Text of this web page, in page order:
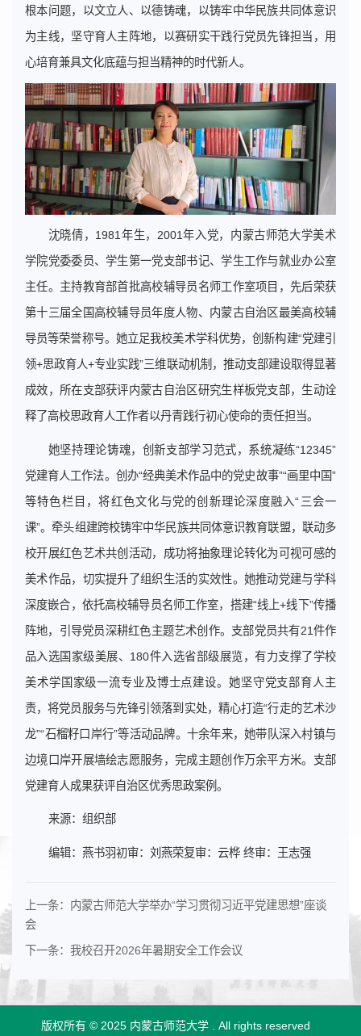
根本问题，以文立人、以德铸魂，以铸牢中华民族共同体意识
为主线，坚守育人主阵地，以赛研实干践行党员先锋担当，用
心培育兼具文化底蕴与担当精神的时代新人。
沈晓倩，1981年生，2001年入党，内蒙古师范大学美术
学院党委委员、学生第一党支部书记、学生工作与就业办公室
主任。主持教育部首批高校辅导员名师工作室项目，先后荣获
第十三届全国高校辅导员年度人物、内蒙古自治区最美高校辅
导员等荣誉称号。她立足我校美术学科优势，创新构建“党建引
领+思政育人+专业实践”三维联动机制，推动支部建设取得显著
成效，所在支部获评内蒙古自治区研究生样板党支部，生动诠
释了高校思政育人工作者以丹青践行初心使命的责任担当。
她坚持理论铸魂，创新支部学习范式，系统凝练“12345”
党建育人工作法。创办“经典美术作品中的党史故事”“画里中国”
等特色栏目，将红色文化与党的创新理论深度融入“三会一
课”。牵头组建跨校铸牢中华民族共同体意识教育联盟，联动多
校开展红色艺术共创活动，成功将抽象理论转化为可视可感的
美术作品，切实提升了组织生活的实效性。她推动党建与学科
深度嵌合，依托高校辅导员名师工作室，搭建“线上+线下”传播
阵地，引导党员深耕红色主题艺术创作。支部党员共有21件作
品入选国家级美展、180件入选省部级展览，有力支撑了学校
美术学国家级一流专业及博士点建设。她坚守党支部育人主
责，将党员服务与先锋引领落到实处，精心打造“行走的艺术沙
龙”“石榴籽口岸行”等活动品牌。十余年来，她带队深入村镇与
边境口岸开展墙绘志愿服务，完成主题创作万余平方米。支部
党建育人成果获评自治区优秀思政案例。
来源：组织部
编辑：燕书羽初审：刘燕荣复审：云桦 终审：王志强
上一条： 内蒙古师范大学举办“学习贯彻习近平党建思想”座谈
会
下一条： 我校召开2026年暑期安全工作会议
版权所有 © 2025 内蒙古师范大学 .
All rights reserved